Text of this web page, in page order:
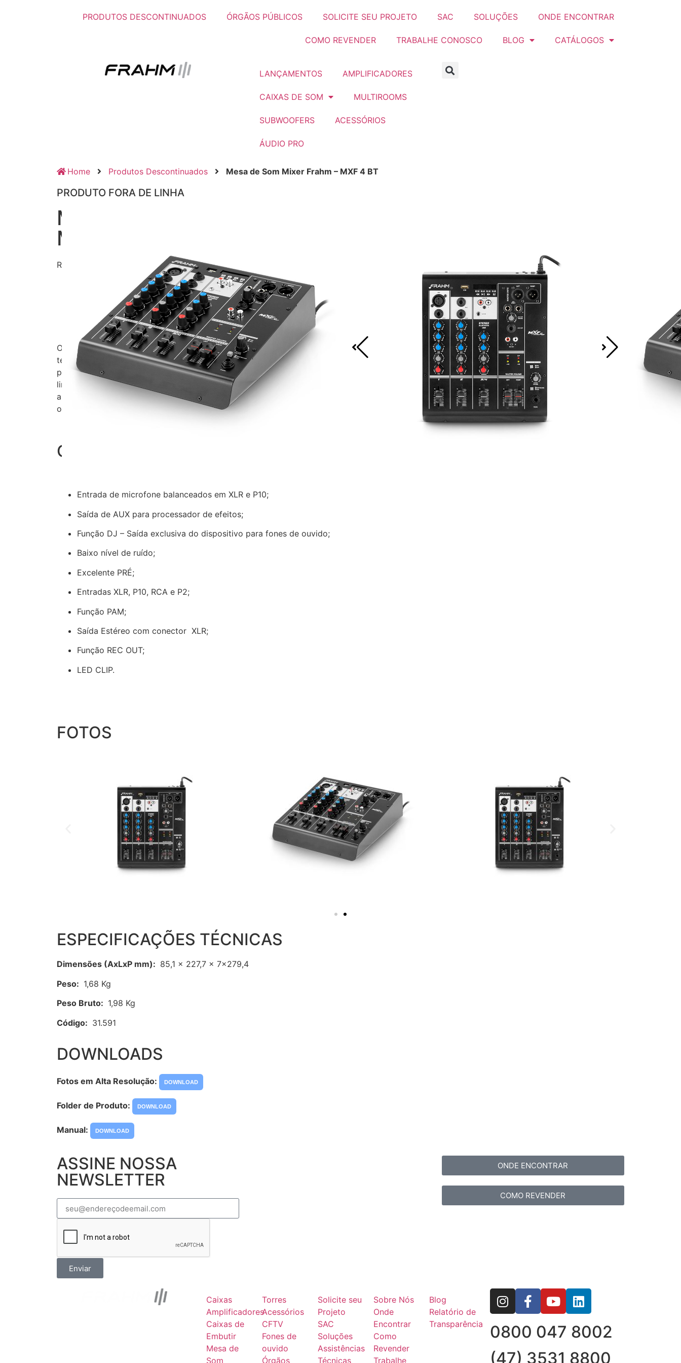
PRODUTOS DESCONTINUADOS ÓRGÃOS PÚBLICOS SOLICITE SEU PROJETO SAC SOLUÇÕES ONDE ENCONTRAR
COMO REVENDER TRABALHE CONOSCO BLOG CATÁLOGOS
LANÇAMENTOS AMPLIFICADORES
CAIXAS DE SOM MULTIROOMS
SUBWOOFERS ACESSÓRIOS
ÁUDIO PRO
Home Produtos Descontinuados Mesa de Som Mixer Frahm – MXF 4 BT
PRODUTO FORA DE LINHA
Mesa de Som Mixer Frahm –
MXF 4 BT
REF.: 31591
Mesas de Som MXF BT
Bluetooth
Os mixers da Frahm, linha MXF BT, são a opção perfeita para músicos e
técnicos que buscam qualidade, excelente PRÉ, conectividade e
praticidade no seu dia-a-dia. De montagem simples, os modelos da
linha MXF BT podem ser utilizados em bares, restaurantes, igrejas,
auditórios e pubs. Bandas também terão na linha MXF BT uma excelente
opção para seus shows.
Características:
Entrada de microfone balanceados em XLR e P10;
Saída de AUX para processador de efeitos;
Função DJ – Saída exclusiva do dispositivo para fones de ouvido;
Baixo nível de ruído;
Excelente PRÉ;
Entradas XLR, P10, RCA e P2;
Função PAM;
Saída Estéreo com conector XLR;
Função REC OUT;
LED CLIP.
FOTOS
ESPECIFICAÇÕES TÉCNICAS
Dimensões (AxLxP mm): 85,1 x 227,7 x 7x279,4
Peso: 1,68 Kg
Peso Bruto: 1,98 Kg
Código: 31.591
DOWNLOADS
Fotos em Alta Resolução: DOWNLOAD
Folder de Produto: DOWNLOAD
Manual: DOWNLOAD
ASSINE NOSSA
NEWSLETTER
Enviar
ONDE ENCONTRAR
COMO REVENDER
Caixas
Amplificadores
Caixas de
Embutir
Mesa de
Som
Torres
Acessórios
CFTV
Fones de
ouvido
Órgãos
Solicite seu
Projeto
SAC
Soluções
Assistências
Técnicas
Sobre Nós
Onde
Encontrar
Como
Revender
Trabalhe
Blog
Relatório de
Transparência
0800 047 8002
(47) 3531 8800